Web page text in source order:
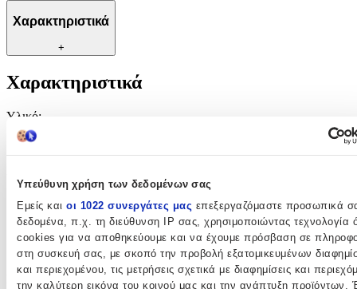
Υπεύθυνη χρήση των δεδομένων σας
Εμείς και οι 1022 συνεργάτες μας επεξεργαζόμαστε προσωπικά
δεδομένα, π.χ. τη διεύθυνση IP σας, χρησιμοποιώντας τεχνολογία
cookies για να αποθηκεύουμε και να έχουμε πρόσβαση σε
στη συσκευή σας, με σκοπό την προβολή εξατομικευμένων
και περιεχομένου, τις μετρήσεις σχετικά με διαφημίσεις και
την καλύτερη εικόνα του κοινού μας και την ανάπτυξη προϊόντων.
Χαρακτηριστικά
+
Χαρακτηριστικά
Υλικό:
με Led:
Όχι
Κατασκευαστής